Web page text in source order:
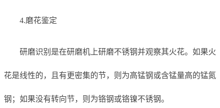
4.磨花鉴定
研磨识别是在研磨机上研磨不锈钢并观察其火花。如果火
花是线性的，且有更密集的节，则为高锰钢或含锰量高的锰氮
钢；如果没有转向节，则为铬钢或铬镍不锈钢。